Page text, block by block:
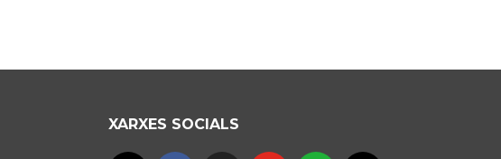
XARXES SOCIALS